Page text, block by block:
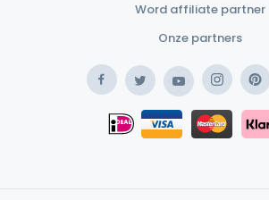
Word affiliate partner
Onze partners
FacebookTwitterYouTubeInstagram
iDEAL
Safe